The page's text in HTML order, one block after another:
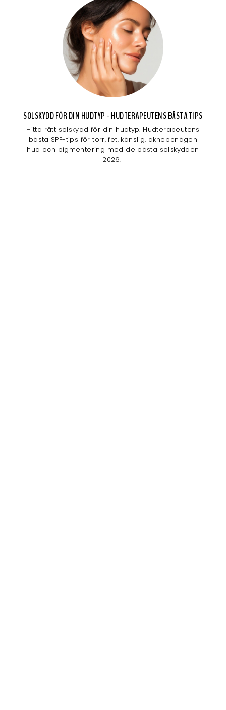
SOLSKYDD FÖR DIN HUDTYP - HUDTERAPEUTENS BÄSTA TIPS
Hitta rätt solskydd för din hudtyp. Hudterapeutens
bästa SPF-tips för torr, fet, känslig, aknebenägen
hud och pigmentering med de bästa solskydden
2026.